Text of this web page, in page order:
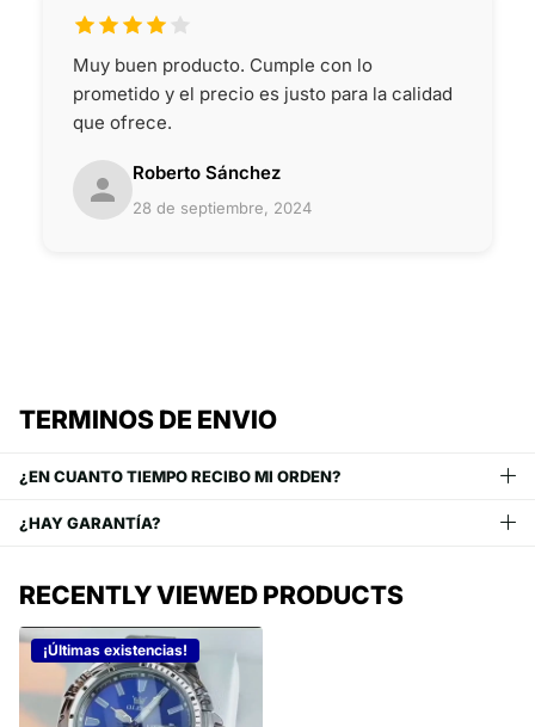
Muy buen producto. Cumple con lo
prometido y el precio es justo para la calidad
que ofrece.
Roberto Sánchez
28 de septiembre, 2024
TERMINOS DE ENVIO
¿EN CUANTO TIEMPO RECIBO MI ORDEN?
¿HAY GARANTÍA?
RECENTLY VIEWED PRODUCTS
¡Últimas existencias!